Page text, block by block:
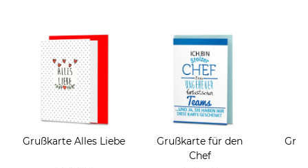
Grußkarte Alles Liebe
Grußkarte für den
Chef